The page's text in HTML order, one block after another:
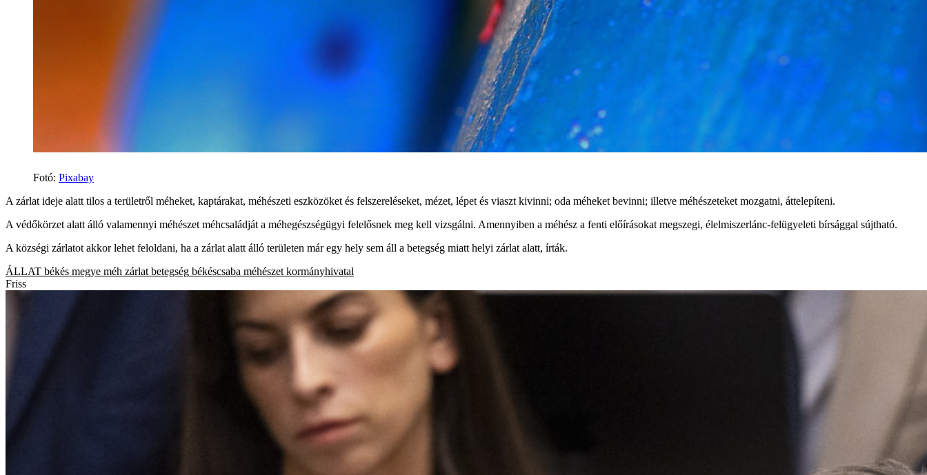
Fotó: Pixabay
A zárlat ideje alatt tilos a területről méheket, kaptárakat, méhészeti eszközöket és felszereléseket, mézet, lépet és viaszt kivinni; oda méheket bevinni; illetve méhészeteket mozgatni, áttelepíteni.
A védőkörzet alatt álló valamennyi méhészet méhcsaládját a méhegészségügyi felelősnek meg kell vizsgálni. Amennyiben a méhész a fenti előírásokat megszegi, élelmiszerlánc-felügyeleti bírsággal sújtható.
A községi zárlatot akkor lehet feloldani, ha a zárlat alatt álló területen már egy hely sem áll a betegség miatt helyi zárlat alatt, írták.
ÁLLAT békés megye méh zárlat betegség békéscsaba méhészet kormányhivatal
Friss